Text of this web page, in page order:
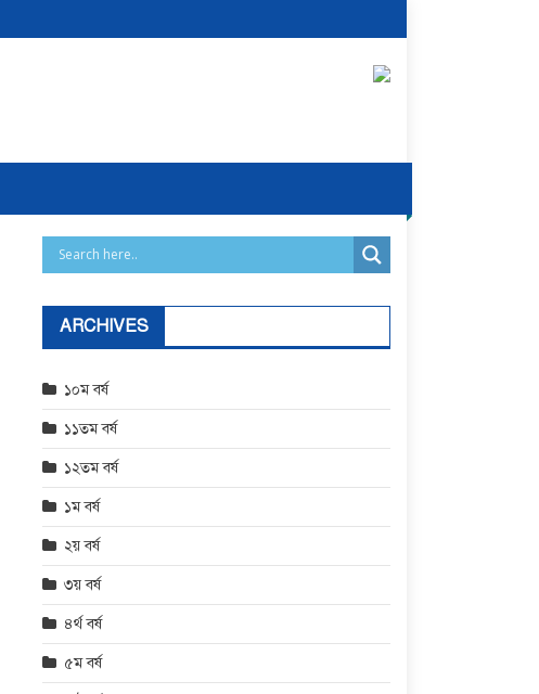
ARCHIVES
১০ম বর্ষ
১১তম বর্ষ
১২তম বর্ষ
১ম বর্ষ
২য় বর্ষ
৩য় বর্ষ
৪র্থ বর্ষ
৫ম বর্ষ